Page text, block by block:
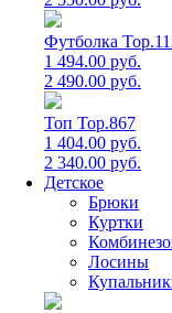
Футболка
1 494.00 руб.
2 490.00 руб.
Топ Top.867
1 404.00 руб.
2 340.00 руб.
Детское
Брюки
Куртки
Лосины